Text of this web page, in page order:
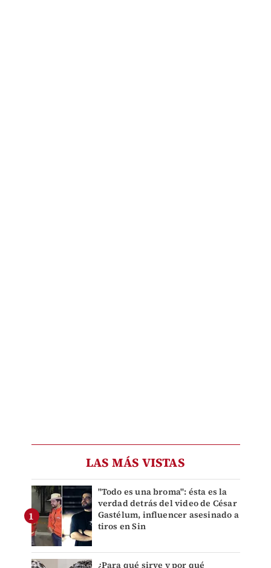
LAS MÁS VISTAS
"Todo es una broma": ésta es la
verdad detrás del video de César
Gastélum, influencer asesinado a
tiros en Sin
¿Para qué sirve y por qué